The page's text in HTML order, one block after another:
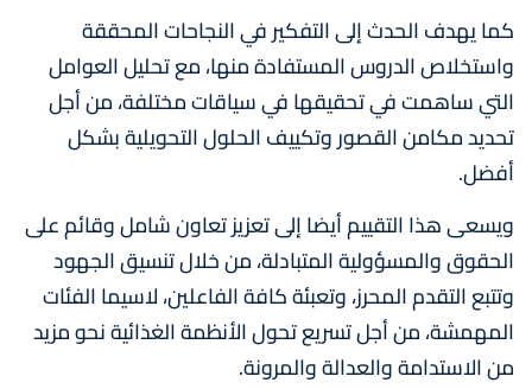
كما يهدف الحدث إلى التفكير في النجاحات المحققة
واستخلاص الدروس المستفادة منها، مع تحليل العوامل
التي ساهمت في تحقيقها في سياقات مختلفة، من أجل
تحديد مكامن القصور وتكييف الحلول التحويلية بشكل
أفضل.
ويسعى هذا التقييم أيضا إلى تعزيز تعاون شامل وقائم على
الحقوق والمسؤولية المتبادلة، من خلال تنسيق الجهود
وتتبع التقدم المحرز، وتعبئة كافة الفاعلين، لاسيما الفئات
المهمشة، من أجل تسريع تحول الأنظمة الغذائية نحو مزيد
من الاستدامة والعدالة والمرونة.